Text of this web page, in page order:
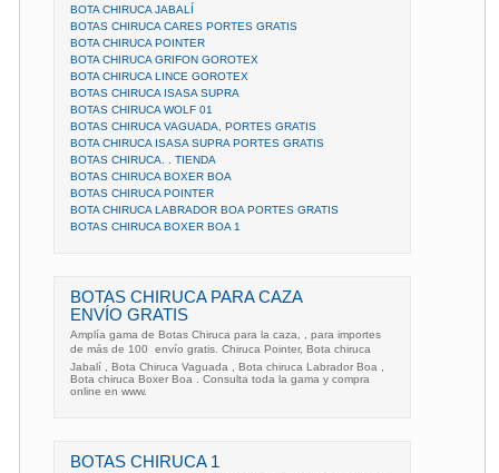
BOTA CHIRUCA JABALÍ
BOTAS CHIRUCA CARES PORTES GRATIS
BOTA CHIRUCA POINTER
BOTA CHIRUCA GRIFON GOROTEX
BOTA CHIRUCA LINCE GOROTEX
BOTAS CHIRUCA ISASA SUPRA
BOTAS CHIRUCA WOLF 01
BOTAS CHIRUCA VAGUADA, PORTES GRATIS
BOTA CHIRUCA ISASA SUPRA PORTES GRATIS
BOTAS CHIRUCA. . TIENDA
BOTAS CHIRUCA BOXER BOA
BOTAS CHIRUCA POINTER
BOTA CHIRUCA LABRADOR BOA PORTES GRATIS
BOTAS CHIRUCA BOXER BOA 1
BOTAS CHIRUCA PARA CAZA
ENVÍO GRATIS
Amplía gama de Botas Chiruca para la caza, , para importes
de más de 100  envío gratis. Chiruca Pointer, Bota chiruca
Jabalí , Bota Chiruca Vaguada , Bota chiruca Labrador Boa ,
Bota chiruca Boxer Boa . Consulta toda la gama y compra
online en www.
BOTAS CHIRUCA 1